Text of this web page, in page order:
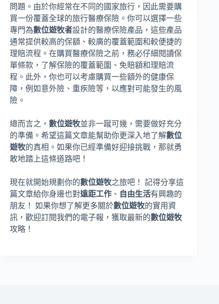
問題。由於你經常在不同的國家旅行，因此需要購
買一份覆蓋全球的旅行醫療保險。你可以選擇一些
專門為數位遊牧者設計的醫療保險產品，這些產品
通常提供較高的保額、較廣的覆蓋範圍和較便捷的
理賠流程。在購買醫療保險之前，務必仔細閱讀保
單條款，了解保險的覆蓋範圍、免賠額和理賠流
程。此外，你也可以考慮購買一些額外的健康保
障，例如意外險、重疾險等，以應對可能發生的風
險。
總而言之， 數位遊牧並非一蹴可幾，需要做好充分
的準備。希望這篇文章能幫助你更深入地了解數位
遊牧的真相。如果你已經準備好迎接挑戰，那就勇
敢地踏上這條道路吧！
現在就開始規劃你的數位遊牧之旅吧！ 記得分享這
篇文章給你身邊也對遠距工作 、 自由生活有興趣的
朋友！ 如果你想了解更多關於數位遊牧的實用資
訊，歡迎訂閱我們的電子報，獲取最新的數位遊牧
攻略！